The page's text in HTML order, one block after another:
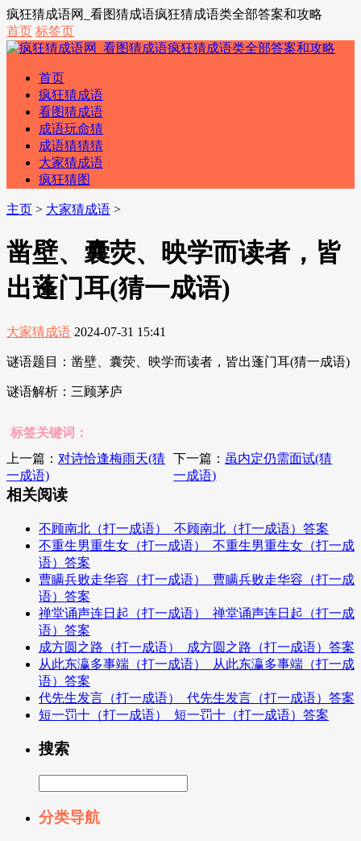
疯狂猜成语网_看图猜成语疯狂猜成语类全部答案和攻略
首页 标签页
首页
疯狂猜成语
看图猜成语
成语玩命猜
成语猜猜猜
大家猜成语
疯狂猜图
主页 > 大家猜成语 >
凿壁、囊荧、映学而读者，皆
出蓬门耳(猜一成语)
大家猜成语 2024-07-31 15:41
谜语题目：凿壁、囊荧、映学而读者，皆出蓬门耳(猜一成语)
谜语解析：三顾茅庐
标签关键词：
上一篇： 对诗恰逢梅雨天(猜
一成语)
下一篇： 虽内定仍需面试(猜
一成语)
相关阅读
不顾南北（打一成语）_不顾南北（打一成语）答案
不重生男重生女（打一成语）_不重生男重生女（打一成
语）答案
曹瞒兵败走华容（打一成语）_曹瞒兵败走华容（打一成
语）答案
禅堂诵声连日起（打一成语）_禅堂诵声连日起（打一成
语）答案
成方圆之路（打一成语）_成方圆之路（打一成语）答案
从此东瀛多事端（打一成语）_从此东瀛多事端（打一成
语）答案
代先生发言（打一成语）_代先生发言（打一成语）答案
短一罚十（打一成语）_短一罚十（打一成语）答案
搜索
分类导航